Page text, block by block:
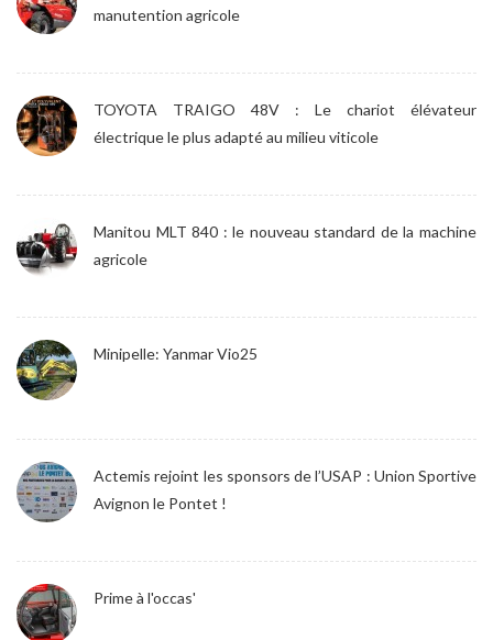
manutention agricole
TOYOTA TRAIGO 48V : Le chariot élévateur
électrique le plus adapté au milieu viticole
Manitou MLT 840 : le nouveau standard de la machine
agricole
Minipelle: Yanmar Vio25
Actemis rejoint les sponsors de l’USAP : Union Sportive
Avignon le Pontet !
Prime à l'occas'